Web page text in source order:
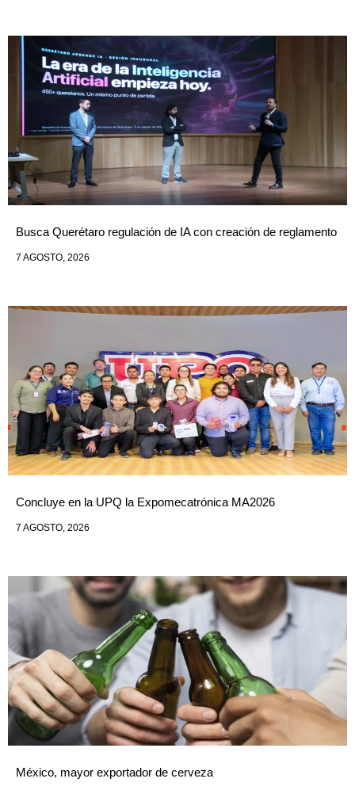
Busca Querétaro regulación de IA con creación de reglamento
7 AGOSTO, 2026
Concluye en la UPQ la Expomecatrónica MA2026
7 AGOSTO, 2026
México, mayor exportador de cerveza